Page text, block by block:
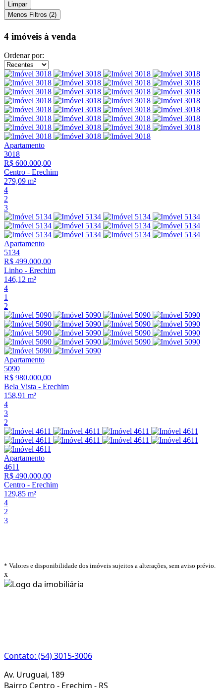
Limpar
Menos Filtros (2)
4 imóveis à venda
Ordenar por:
Apartamento
3018
R$ 600.000,00
Centro - Erechim
279,09 m²
4
2
3
Apartamento
5134
R$ 499.000,00
Linho - Erechim
146,12 m²
4
1
2
Apartamento
5090
R$ 980.000,00
Bela Vista - Erechim
158,91 m²
4
3
2
Apartamento
4611
R$ 490.000,00
Centro - Erechim
129,85 m²
4
2
3
* Valores e disponibilidade dos imóveis sujeitos a alterações, sem aviso prévio.
x
Contato: (54) 3015-3006
Av. Uruguai, 189
Bairro Centro - Erechim - RS